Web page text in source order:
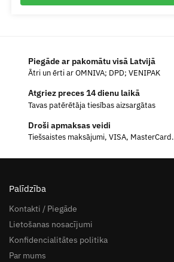
Piegāde ar pakomātu visā Latvijā
Ātri un ērti ar OMNIVA; DPD; VENIPAK
Atgriez preces 14 dienu laikā
Tavas patērētāja tiesības aizsargātas
Droši apmaksas veidi
Tiešsaistes maksājumi, VISA, MasterCard.
Palīdzība
Kontakti / Piegāde
Lietošanas nosacījumi
Konfidencialitātes politika
Par mums